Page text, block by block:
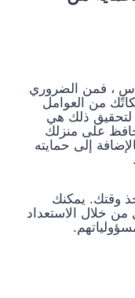
، فمن الضروري
من العوامل
لتحقيق ذلك هي
على منزلك
إلى حمايته
وقتك. يمكنك
من خلال الاستعداد